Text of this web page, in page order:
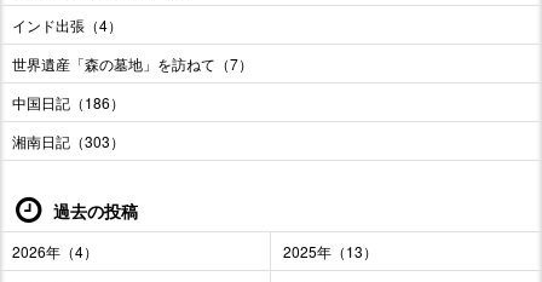
インド出張（4）
世界遺産「森の墓地」を訪ねて（7）
中国日記（186）
湘南日記（303）
過去の投稿
2026年（4）
2025年（13）